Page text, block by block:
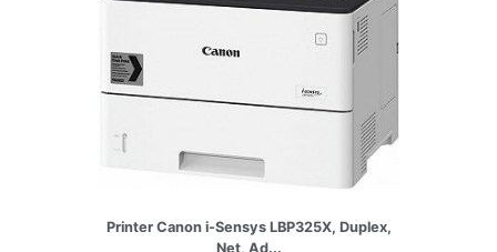
Printer Canon i-Sensys LBP325X, Duplex,
Net, Ad...